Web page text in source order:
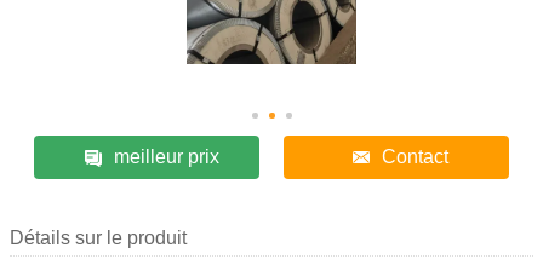
meilleur prix Contact
Détails sur le produit